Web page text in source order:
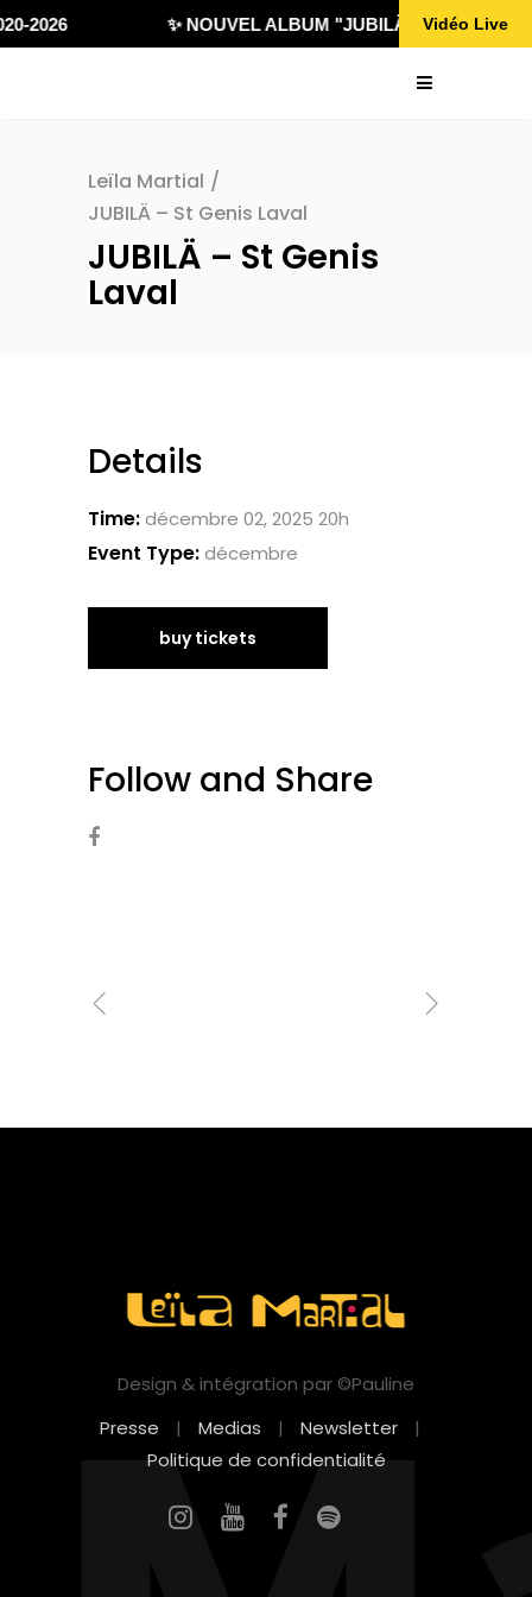
2026 ✨ NOUVEL ALBUM "JUBILÄ 432"Vidéo Live
Leïla Martial /
JUBILÄ – St Genis Laval
JUBILÄ – St Genis
Laval
Details
Time:décembre 02, 2025 20h
Event Type:décembre
buy tickets
Follow and Share
Design & intégration par ©Pauline
Presse
| Medias | Newsletter
|
Politique de confidentialité